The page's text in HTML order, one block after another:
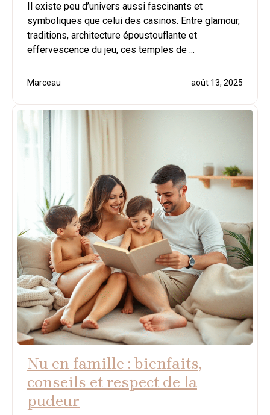
Il existe peu d’univers aussi fascinants et
symboliques que celui des casinos. Entre glamour,
traditions, architecture époustouflante et
effervescence du jeu, ces temples de ...
Marceau août 13, 2025
Nu en famille : bienfaits,
conseils et respect de la
pudeur